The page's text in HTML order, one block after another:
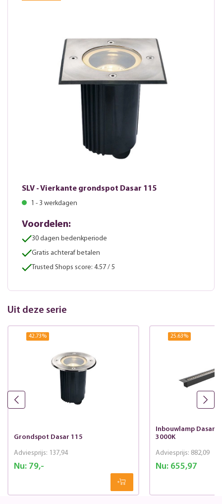
SLV - Vierkante grondspot Dasar 115
1 - 3 werkdagen
Voordelen:
30 dagen bedenkperiode
Gratis achteraf betalen
Trusted Shops score: 4.57 / 5
Uit deze serie
42.73%
Grondspot Dasar 115
Nu:79,-
Adviesprijs: 137,94
25.63%
Inbouwlamp Dasar
3000K
Nu:655,97
Adviesprijs: 882,09